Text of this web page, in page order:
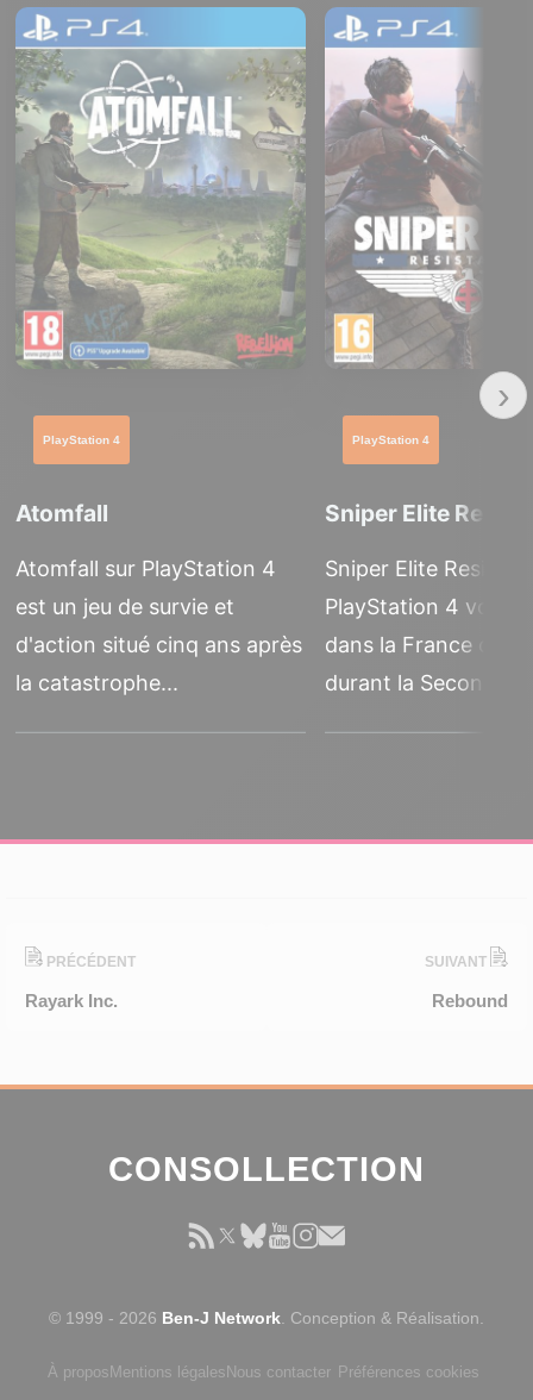
PlayStation 4
Atomfall
Atomfall sur PlayStation 4
est un jeu de survie et
d'action situé cinq ans après
la catastrophe...
PlayStation 4
Sniper Elite
Sniper Elite
PlayStation 4 vous
dans la France
durant la Seconde...
›
PRÉCÉDENT
Rayark Inc.
SUIVANT
Rebound
CONSOLLECTION
© 1999 - 2026 Ben-J Network. Conception & Réalisation.
À propos Mentions légales Nous contacter Préférences cookies